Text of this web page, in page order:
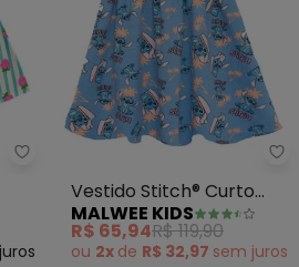
Fakini Kids - Vestido (Azul)
juros
Vestido Stitch® Curto
Godê (Azul)
MALWEE KIDS
R$ 65,94R$ 119,90
ou 2x de R$ 32,97 sem juros